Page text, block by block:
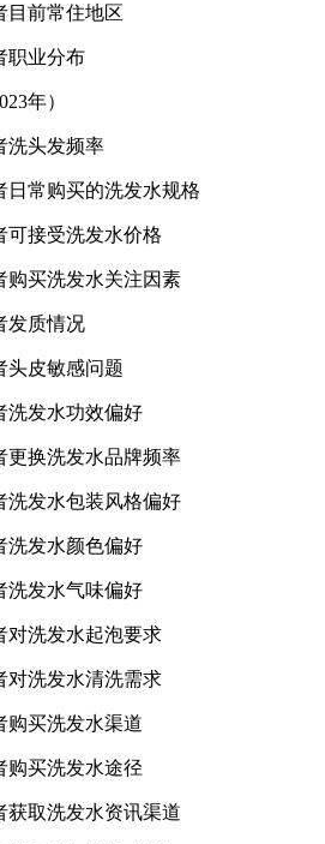
目前常住地区
职业分布
年）
洗头发频率
日常购买的洗发水规格
可接受洗发水价格
购买洗发水关注因素
发质情况
头皮敏感问题
洗发水功效偏好
更换洗发水品牌频率
洗发水包装风格偏好
洗发水颜色偏好
洗发水气味偏好
对洗发水起泡要求
对洗发水清洗需求
购买洗发水渠道
购买洗发水途径
获取洗发水资讯渠道